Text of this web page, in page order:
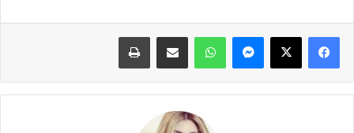
فيسبوك X ماسنجر واتساب مشاركة عبر البريد طباعة